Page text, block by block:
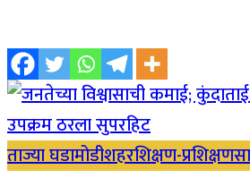
ताज्या घडामोडीशहरशिक्षण-प्रशिक्षण